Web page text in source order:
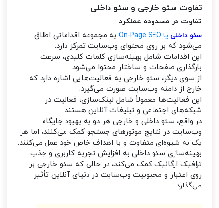
تفاوت سئو خارجی و سئو داخلی
تفاوت در محدوده عملکرد
سئو داخلی یا On-Page SEO
به مجموعه اقداماتی اطلاق
می‌شود که بر روی محتوای وب‌سایت تمرکز دارد.
این اقدامات شامل بهینه‌سازی کلمات کلیدی، سرعت
بارگذاری صفحات و ساختار محتوا می‌شود.
از سوی دیگر، سئو خارجی به فعالیت‌هایی اشاره دارد که
خارج از دامنه وب‌سایت صورت می‌گیرد.
این فعالیت‌ها معمولاً شامل لینک‌سازی، فعالیت در
شبکه‌های اجتماعی و تبلیغات آنلاین هستند.
در واقع، سئو داخلی و خارجی هر دو به بهبود جایگاه
وب‌سایت در نتایج موتورهای جستجو کمک می‌کنند، اما هر
یک به شیوه‌ای متفاوت و با اهداف خاص خود عمل می‌کنند.
بهینه‌سازی سئو داخلی به افزایش تجربه کاربری و جذب
ترافیک ارگانیک کمک می‌کند، در حالی که سئو خارجی بر
روی اعتبار و محبوبیت وب‌سایت در دنیای آنلاین تأثیر
می‌گذارد.